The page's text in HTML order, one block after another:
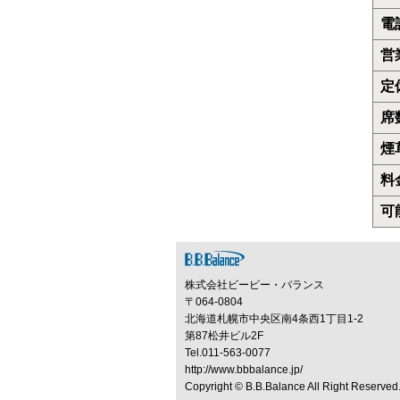
電
営
定
席
煙
料
可
株式会社ビービー・バランス
〒064-0804
北海道札幌市中央区南4条西1丁目1-2
第87松井ビル2F
Tel.011-563-0077
http://www.bbbalance.jp/
Copyright © B.B.Balance All Right Reserved.